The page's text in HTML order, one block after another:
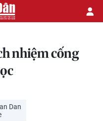
nhiệm cống
Dan